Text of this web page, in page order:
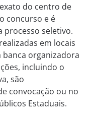
do centro de
concurso e é
processo seletivo.
em locais
banca organizadora
incluindo o
são
convocação ou no
Estaduais.